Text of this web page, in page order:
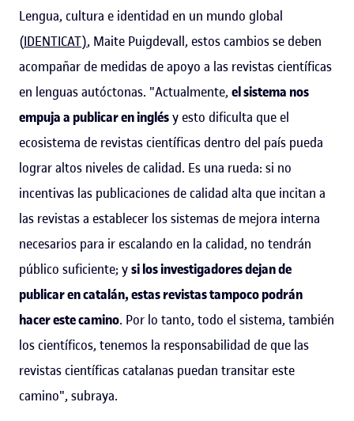
Lengua, cultura e identidad en un mundo global
(IDENTICAT), Maite Puigdevall, estos cambios se deben
acompañar de medidas de apoyo a las revistas científicas
en lenguas autóctonas. "Actualmente, el sistema nos
empuja a publicar en inglésy esto dificulta que el
ecosistema de revistas científicas dentro del país pueda
lograr altos niveles de calidad. Es una rueda: si no
incentivas las publicaciones de calidad alta que incitan a
las revistas a establecer los sistemas de mejora interna
necesarios para ir escalando en la calidad, no tendrán
público suficiente; ysi los investigadores dejan de
publicar en catalán, estas revistas tampoco podrán
hacer este camino. Por lo tanto, todo el sistema, también
los científicos, tenemos la responsabilidad de que las
revistas científicas catalanas puedan transitar este
camino", subraya.